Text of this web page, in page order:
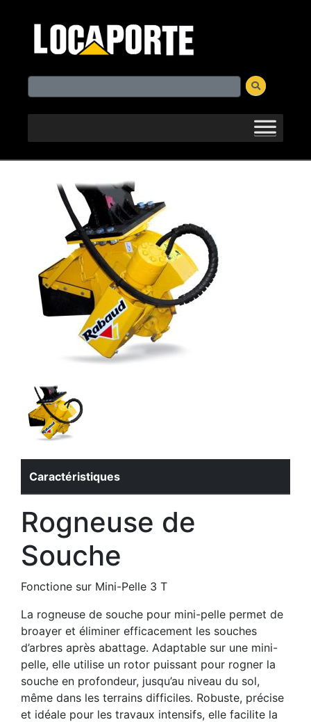
Caractéristiques
Rogneuse de
Souche
Fonctione sur Mini-Pelle 3 T
La rogneuse de souche pour mini-pelle permet de
broayer et éliminer efficacement les souches
d’arbres après abattage. Adaptable sur une mini-
pelle, elle utilise un rotor puissant pour rogner la
souche en profondeur, jusqu’au niveau du sol,
même dans les terrains difficiles. Robuste, précise
et idéale pour les travaux intensifs, elle facilite la